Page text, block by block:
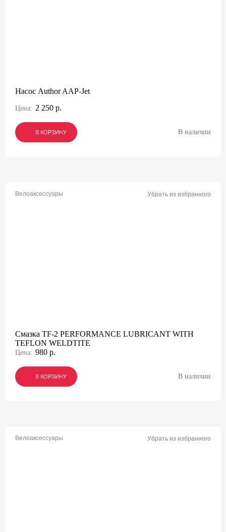
Насос Author AAP-Jet
Цена: 2 250 р.
В КОРЗИНУ
В КОРЗИНУ
В КОРЗИНУ В наличии
Велоаксессуары Убрать из избранного
Смазка TF-2 PERFORMANCE LUBRICANT WITH
TEFLON WELDTITE
Цена: 980 р.
В КОРЗИНУ
В КОРЗИНУ
В КОРЗИНУ В наличии
Велоаксессуары Убрать из избранного